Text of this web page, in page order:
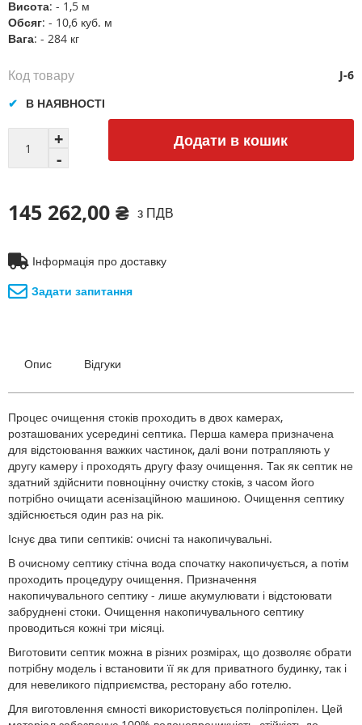
Висота: - 1,5 м
Обсяг: - 10,6 куб. м
Вага: - 284 кг
Додати в кошик
145 262,00 ₴ з ПДВ
В НАЯВНОСТІ
Код товару J-6
Інформація про доставку
Задати запитання
Опис Відгуки
Процес очищення стоків проходить в двох камерах,
розташованих усередині септика. Перша камера призначена
для відстоювання важких частинок, далі вони потрапляють у
другу камеру і проходять другу фазу очищення. Так як септик не
здатний здійснити повноцінну очистку стоків, з часом його
потрібно очищати асенізаційною машиною. Очищення септику
здійснюється один раз на рік.
Існує два типи септиків: очисні та накопичувальні.
В очисному септику стічна вода спочатку накопичується, а потім
проходить процедуру очищення. Призначення
накопичувального септику - лише акумулювати і відстоювати
забруднені стоки. Очищення накопичувального септику
проводиться кожні три місяці.
Виготовити септик можна в різних розмірах, що дозволяє обрати
потрібну модель і встановити її як для приватного будинку, так і
для невеликого підприємства, ресторану або готелю.
Для виготовлення ємності використовується поліпропілен. Цей